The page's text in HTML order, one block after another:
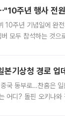
주년 행사 전
10주년 기념일에 완
모두 참석하는 것으
기상청 경로 업
국 동부로…찬홈은
어디? 돌핀 오키나와